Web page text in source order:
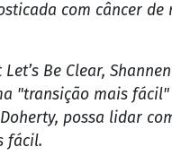
com câncer de
Be Clear,
"transição mais
possa lidar
fácil.